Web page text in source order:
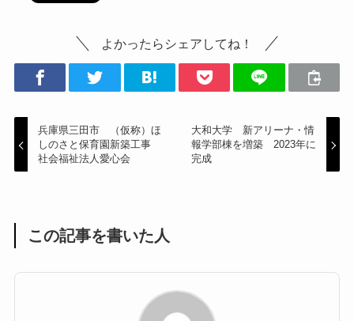
よかったらシェアしてね！
兵庫県三田市 （仮称）ほ
しのさと保育園新築工事
社会福祉法人愛心会
大和大学 新アリーナ・情
報学部棟を増築 2023年に
完成
この記事を書いた人